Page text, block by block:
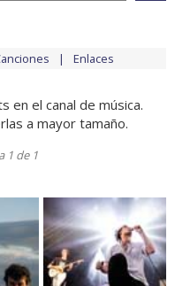
Enlaces
en el canal de música.
a mayor tamaño.
1 de 1